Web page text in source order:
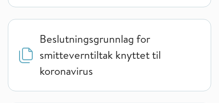
Beslutningsgrunnlag for
smitteverntiltak knyttet til
koronavirus